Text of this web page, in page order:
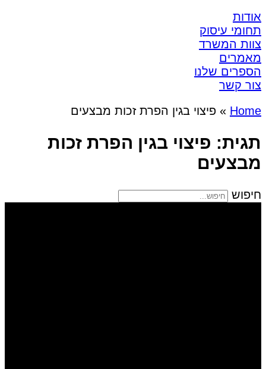
אודות
תחומי עיסוק
צוות המשרד
מאמרים
הספרים שלנו
צור קשר
Home
» פיצוי בגין הפרת זכות מבצעים
תגית: פיצוי בגין הפרת זכות
מבצעים
חיפוש